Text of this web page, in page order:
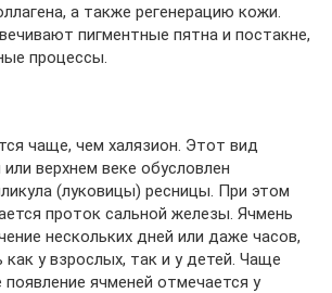
а также регенерацию кожи.
пигментные пятна и постакне,
процессы.
чаще, чем халязион. Этот вид
верхнем веке обусловлен
(луковицы) ресницы. При этом
проток сальной железы. Ячмень
нескольких дней или даже часов,
у взрослых, так и у детей. Чаще
ячменей отмечается у